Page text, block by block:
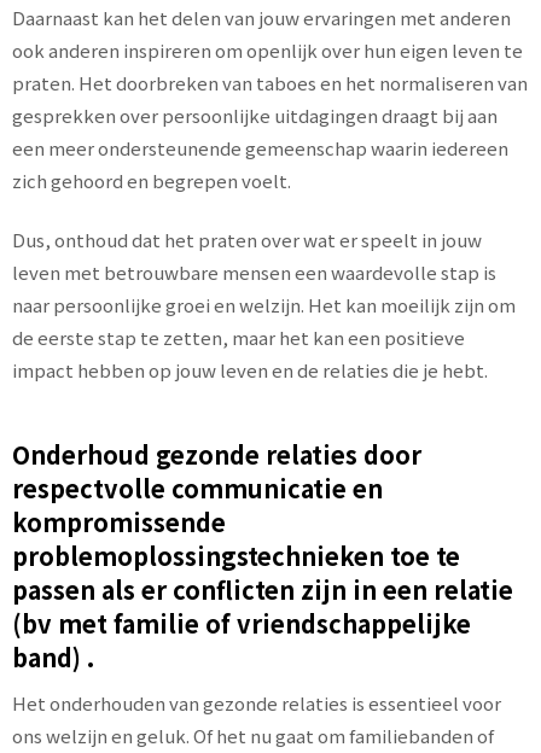
Daarnaast kan het delen van jouw ervaringen met anderen
ook anderen inspireren om openlijk over hun eigen leven te
praten. Het doorbreken van taboes en het normaliseren van
gesprekken over persoonlijke uitdagingen draagt bij aan
een meer ondersteunende gemeenschap waarin iedereen
zich gehoord en begrepen voelt.
Dus, onthoud dat het praten over wat er speelt in jouw
leven met betrouwbare mensen een waardevolle stap is
naar persoonlijke groei en welzijn. Het kan moeilijk zijn om
de eerste stap te zetten, maar het kan een positieve
impact hebben op jouw leven en de relaties die je hebt.
Onderhoud gezonde relaties door
respectvolle communicatie en
kompromissende
problemoplossingstechnieken toe te
passen als er conflicten zijn in een relatie
(bv met familie of vriendschappelijke
band) .
Het onderhouden van gezonde relaties is essentieel voor
ons welzijn en geluk. Of het nu gaat om familiebanden of